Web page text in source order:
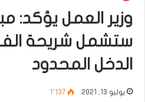
وزير العمل يؤكد:
ستشمل شريحة
الدخل المحدود
يوليو 13, 2021 1٬137